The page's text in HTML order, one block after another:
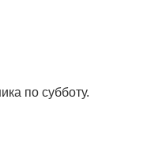
по субботу.